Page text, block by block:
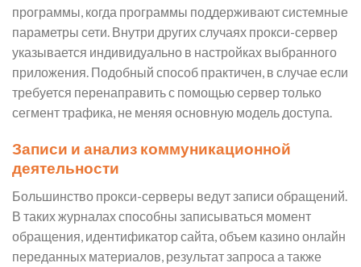
программы, когда программы поддерживают системные
параметры сети. Внутри других случаях прокси-сервер
указывается индивидуально в настройках выбранного
приложения. Подобный способ практичен, в случае если
требуется перенаправить с помощью сервер только
сегмент трафика, не меняя основную модель доступа.
Записи и анализ коммуникационной
деятельности
Большинство прокси-серверы ведут записи обращений.
В таких журналах способны записываться момент
обращения, идентификатор сайта, объем казино онлайн
переданных материалов, результат запроса а также